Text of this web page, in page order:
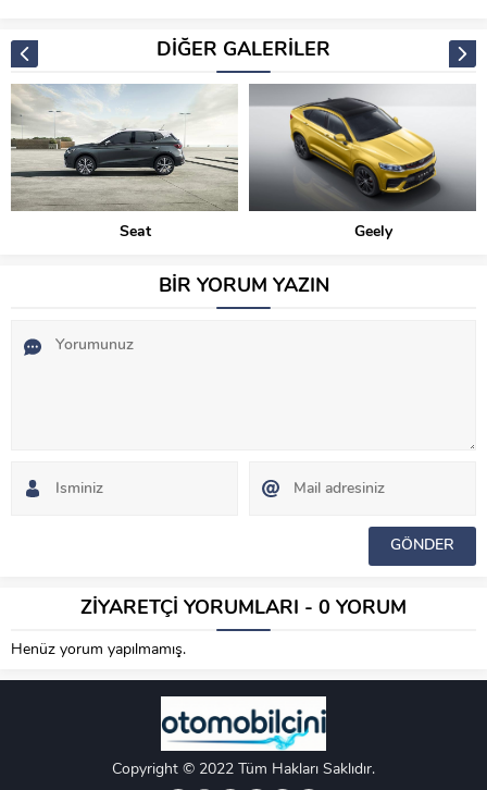
DİĞER GALERİLER
Seat Geely
BİR YORUM YAZIN
ZİYARETÇİ YORUMLARI - 0 YORUM
Henüz yorum yapılmamış.
Copyright © 2022 Tüm Hakları Saklıdır.